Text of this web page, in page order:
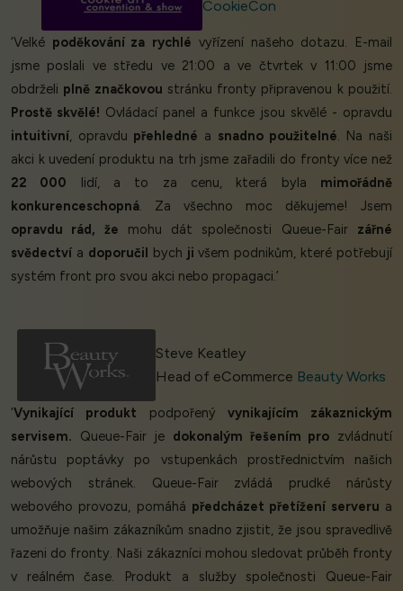
CookieCon
‘Velké poděkování za rychlé vyřízení našeho dotazu. E-mail
jsme poslali ve středu ve 21:00 a ve čtvrtek v 11:00 jsme
obdrželi plně značkovou stránku fronty připravenou k použití.
Prostě skvělé! Ovládací panel a funkce jsou skvělé - opravdu
intuitivní, opravdu přehledné a snadno použitelné. Na naši
akci k uvedení produktu na trh jsme zařadili do fronty více než
22 000 lidí, a to za cenu, která byla mimořádně
konkurenceschopná. Za všechno moc děkujeme! Jsem
opravdu rád, že mohu dát společnosti Queue-Fair zářné
svědectví a doporučil bych ji všem podnikům, které potřebují
systém front pro svou akci nebo propagaci.’
Steve Keatley
Head of eCommerce Beauty Works
‘Vynikající produkt podpořenývynikajícím zákaznickým
servisem. Queue-Fair je dokonalým řešením pro zvládnutí
nárůstu poptávky po vstupenkách prostřednictvím našich
webových stránek. Queue-Fair zvládá prudké nárůsty
webového provozu, pomáhá předcházet přetížení serveru a
umožňuje našim zákazníkům snadno zjistit, že jsou spravedlivě
řazeni do fronty. Naši zákazníci mohou sledovat průběh fronty
v reálném čase. Produkt a služby společnosti Queue-Fair